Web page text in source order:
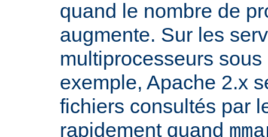
quand le nombre de
augmente. Sur les
multiprocesseurs
exemple, Apache 2.x
fichiers consultés par
rapidement quand